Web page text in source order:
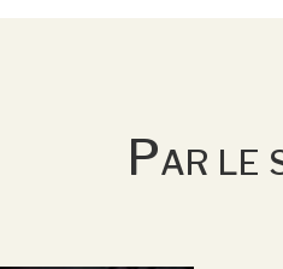
Par le